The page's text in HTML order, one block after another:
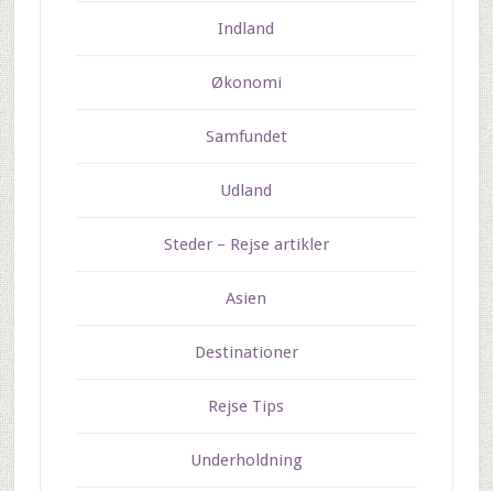
Indland
Økonomi
Samfundet
Udland
Steder – Rejse artikler
Asien
Destinationer
Rejse Tips
Underholdning